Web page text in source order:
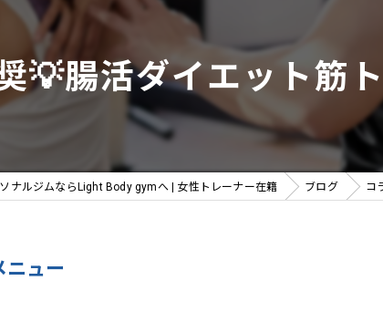
💡腸活ダイエット筋
ナルジムならLight Body gymへ | 女性トレーナー在籍 ブログ コ
ニュー